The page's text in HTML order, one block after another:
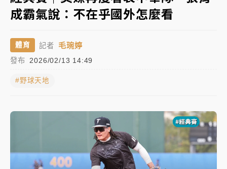
白海豚逼近！北市水門只出不進 未移置車輛最高罰
油價持續凍漲！ 中油宣布下周一汽柴油價格維持不變
白海豚暴風圈逼近！新北淡水赫見龍捲風 榕樹
中颱白海豚風雨來了！中部以北防豪雨 今晚、明天影
響最劇烈
成霸氣說：不在乎國外怎麼看
體育 記者 毛琬婷
發布 2026/02/13 14:49
#野球天地